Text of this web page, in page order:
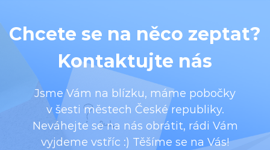
Chcete se na něco zeptat?
Kontaktujte nás
Jsme Vám na blízku, máme pobočky
v šesti městech České republiky.
Neváhejte se na nás obrátit, rádi Vám
vyjdeme vstříc :) Těšíme se na Vás!